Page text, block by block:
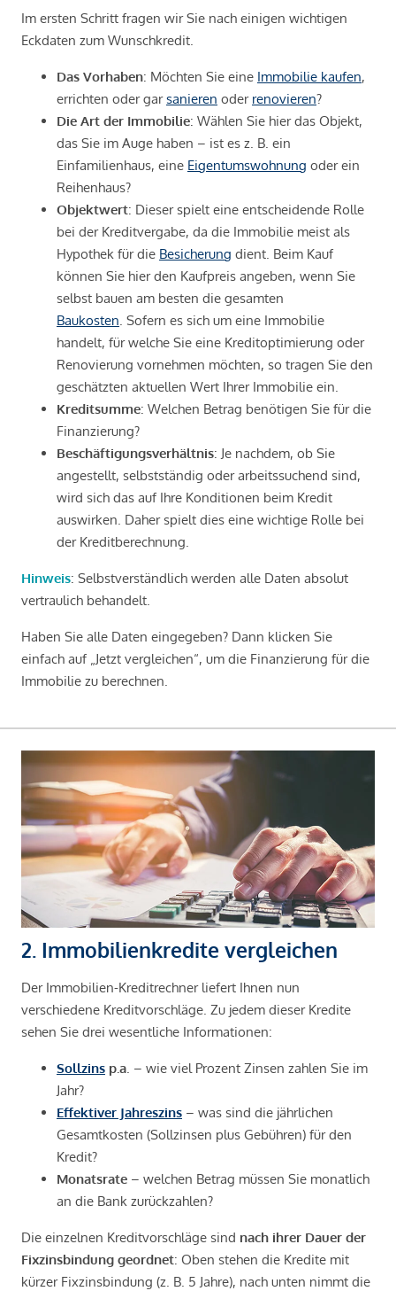
Im ersten Schritt fragen wir Sie nach einigen wichtigen
Eckdaten zum Wunschkredit.
Das Vorhaben: Möchten Sie eine Immobilie kaufen,
errichten oder garsanieren oder renovieren?
Die Art der Immobilie: Wählen Sie hier das Objekt,
das Sie im Auge haben – ist es z. B. ein
Einfamilienhaus, eine Eigentumswohnung oder ein
Reihenhaus?
Objektwert: Dieser spielt eine entscheidende Rolle
bei der Kreditvergabe, da die Immobilie meist als
Hypothek für die Besicherung dient. Beim Kauf
können Sie hier den Kaufpreis angeben, wenn Sie
selbst bauen am besten die gesamten
Baukosten . Sofern es sich um eine Immobilie
handelt, für welche Sie eine Kreditoptimierung oder
Renovierung vornehmen möchten, so tragen Sie den
geschätzten aktuellen Wert Ihrer Immobilie ein.
Kreditsumme: Welchen Betrag benötigen Sie für die
Finanzierung?
Beschäftigungsverhältnis: Je nachdem, ob Sie
angestellt, selbstständig oder arbeitssuchend sind,
wird sich das auf Ihre Konditionen beim Kredit
auswirken. Daher spielt dies eine wichtige Rolle bei
der Kreditberechnung.
Hinweis: Selbstverständlich werden alle Daten absolut
vertraulich behandelt.
Haben Sie alle Daten eingegeben? Dann klicken Sie
einfach auf „Jetzt vergleichen“, um die Finanzierung für die
Immobilie zu berechnen.
2. Immobilienkredite vergleichen
Der Immobilien-Kreditrechner liefert Ihnen nun
verschiedene Kreditvorschläge. Zu jedem dieser Kredite
sehen Sie drei wesentliche Informationen:
Sollzins p.a . – wie viel Prozent Zinsen zahlen Sie im
Jahr?
Effektiver Jahreszins – was sind die jährlichen
Gesamtkosten (Sollzinsen plus Gebühren) für den
Kredit?
Monatsrate – welchen Betrag müssen Sie monatlich
an die Bank zurückzahlen?
Die einzelnen Kreditvorschläge sind nach ihrer Dauer der
Fixzinsbindung geordnet: Oben stehen die Kredite mit
kürzer Fixzinsbindung (z. B. 5 Jahre), nach unten nimmt die